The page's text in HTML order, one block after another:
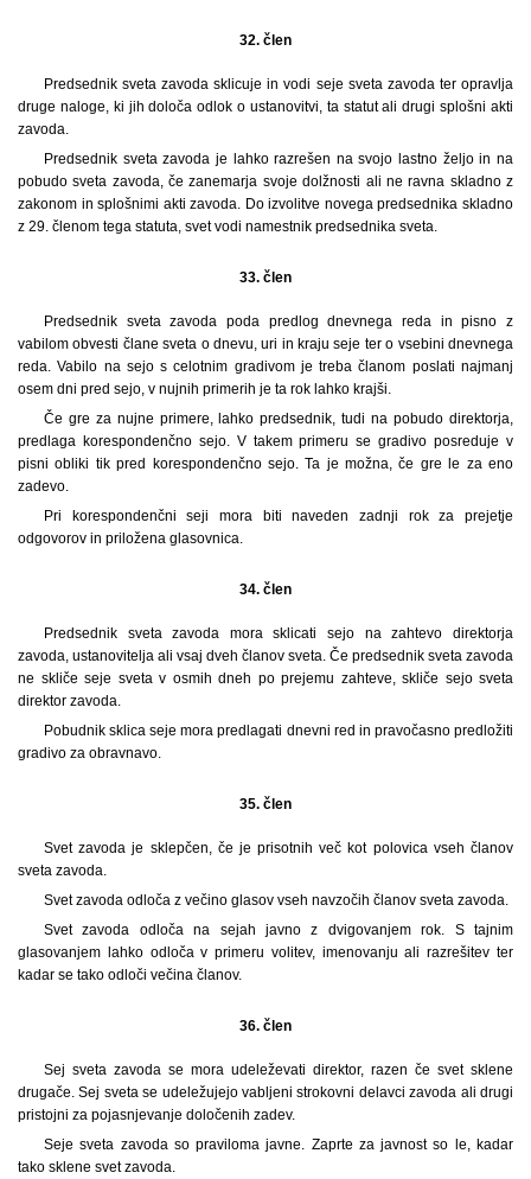
32. člen
Predsednik sveta zavoda sklicuje in vodi seje sveta zavoda ter opravlja
druge naloge, ki jih določa odlok o ustanovitvi, ta statut ali drugi splošni akti
zavoda.
Predsednik sveta zavoda je lahko razrešen na svojo lastno željo in na
pobudo sveta zavoda, če zanemarja svoje dolžnosti ali ne ravna skladno z
zakonom in splošnimi akti zavoda. Do izvolitve novega predsednika skladno
z 29. členom tega statuta, svet vodi namestnik predsednika sveta.
33. člen
Predsednik sveta zavoda poda predlog dnevnega reda in pisno z
vabilom obvesti člane sveta o dnevu, uri in kraju seje ter o vsebini dnevnega
reda. Vabilo na sejo s celotnim gradivom je treba članom poslati najmanj
osem dni pred sejo, v nujnih primerih je ta rok lahko krajši.
Če gre za nujne primere, lahko predsednik, tudi na pobudo direktorja,
predlaga korespondenčno sejo. V takem primeru se gradivo posreduje v
pisni obliki tik pred korespondenčno sejo. Ta je možna, če gre le za eno
zadevo.
Pri korespondenčni seji mora biti naveden zadnji rok za prejetje
odgovorov in priložena glasovnica.
34. člen
Predsednik sveta zavoda mora sklicati sejo na zahtevo direktorja
zavoda, ustanovitelja ali vsaj dveh članov sveta. Če predsednik sveta zavoda
ne skliče seje sveta v osmih dneh po prejemu zahteve, skliče sejo sveta
direktor zavoda.
Pobudnik sklica seje mora predlagati dnevni red in pravočasno predložiti
gradivo za obravnavo.
35. člen
Svet zavoda je sklepčen, če je prisotnih več kot polovica vseh članov
sveta zavoda.
Svet zavoda odloča z večino glasov vseh navzočih članov sveta zavoda.
Svet zavoda odloča na sejah javno z dvigovanjem rok. S tajnim
glasovanjem lahko odloča v primeru volitev, imenovanju ali razrešitev ter
kadar se tako odloči večina članov.
36. člen
Sej sveta zavoda se mora udeleževati direktor, razen če svet sklene
drugače. Sej sveta se udeležujejo vabljeni strokovni delavci zavoda ali drugi
pristojni za pojasnjevanje določenih zadev.
Seje sveta zavoda so praviloma javne. Zaprte za javnost so le, kadar
tako sklene svet zavoda.